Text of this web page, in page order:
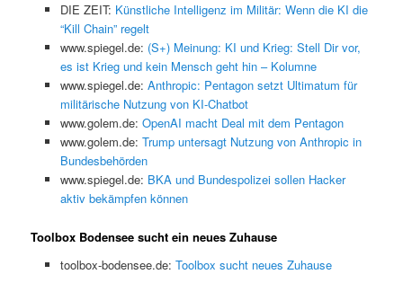
DIE ZEIT: Künstliche Intelligenz im Militär: Wenn die KI die
“Kill Chain” regelt
www.spiegel.de: (S+) Meinung: KI und Krieg: Stell Dir vor,
es ist Krieg und kein Mensch geht hin – Kolumne
www.spiegel.de: Anthropic: Pentagon setzt Ultimatum für
militärische Nutzung von KI-Chatbot
www.golem.de: OpenAI macht Deal mit dem Pentagon
www.golem.de: Trump untersagt Nutzung von Anthropic in
Bundesbehörden
www.spiegel.de: BKA und Bundespolizei sollen Hacker
aktiv bekämpfen können
Toolbox Bodensee sucht ein neues Zuhause
toolbox-bodensee.de: Toolbox sucht neues Zuhause